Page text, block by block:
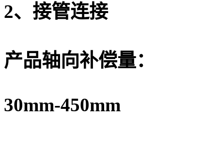
2、接管连接
产品轴向补偿量：
30mm-450mm